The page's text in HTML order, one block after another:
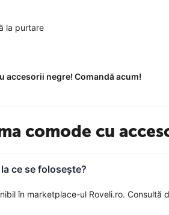
la purtare
accesorii negre! Comandă acum!
comode cu
ce se folosește?
în marketplace-ul Roveli.ro.